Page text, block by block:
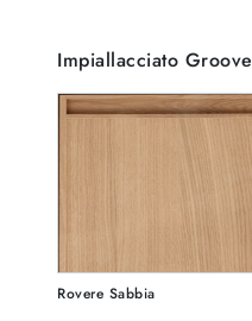
Impiallacciato Groove
Rovere Sabbia